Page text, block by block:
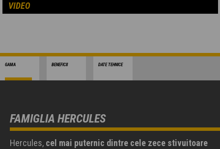
VIDEO
GAMA BENEFICII DATE TEHNICE
FAMIGLIA HERCULES
Hercules, cel mai puternic dintre cele zece stivuitoare